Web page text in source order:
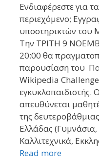
Ενδιαφέρεστε για
περιεχόμενο;
υποστηρικτών του
Την ΤΡΙΤΗ 9
20:00 θα
παρουσίαση του
Wikipedia
εγκυκλοπαιδιστής.
απευθύνεται
της
Ελλάδας
Καλλιτεχνικά,
Read more